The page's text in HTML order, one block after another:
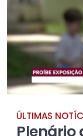
ÚLTIMAS
Plenário